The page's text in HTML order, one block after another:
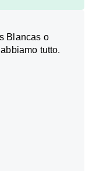
Blancas o
tutto.